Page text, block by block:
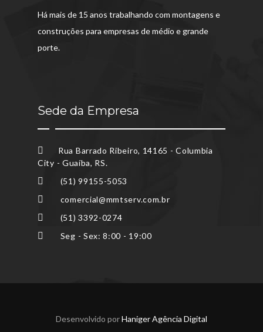
Há mais de 15 anos trabalhando com montagens e
construções para empresas de médio e grande
porte.
Sede da Empresa
Rua Barrado Ribeiro, 14165 - Columbia
City - Guaíba, RS.
(51) 99155-5053
comercial@mmtserv.com.br
(51) 3392-0274
Seg - Sex: 8:00 - 19:00
Desenvolvido porHaniger Agência Digital